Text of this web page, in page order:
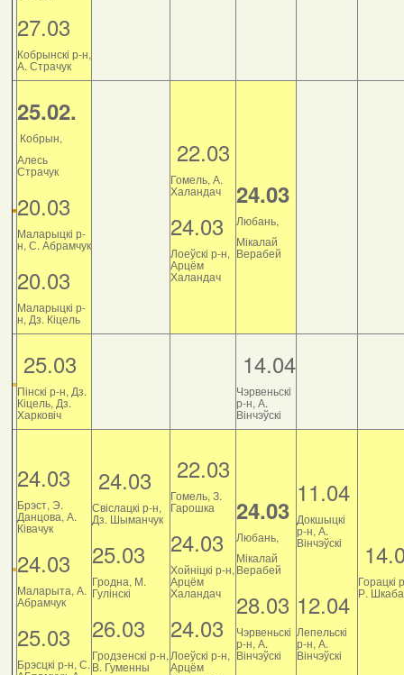
27.03
Кобрынскі р-н,
А. Страчук
25.02.
Кобрын,
Алесь
Страчук
20.03
Маларыцкі р-
н, С. Абрамчук
20.03
Маларыцкі р-
н, Дз. Кіцель
22.03
Гомель, А.
Халандач
24.03
Лоеўскі р-н,
Арцём
Халандач
24.03
Любань,
Мікалай
Верабей
25.03
Пінскі р-н, Дз.
Кіцель, Дз.
Харковіч
14.04
Чэрвеньскі
р-н, А.
Вінчэўскі
24.03
Брэст, Э.
Данцова, А.
Ківачук
24.03
Маларыта, А.
Абрамчук
25.03
Брэсцкі р-н, С.
24.03
Свіслацкі р-н,
Дз. Шыманчук
25.03
Гродна, М.
Гулінскі
26.03
Гродзенскі р-н,
В. Гуменны
22.03
Гомель, З.
Гарошка
24.03
Хойніцкі р-н,
Арцём
Халандач
24.03
Лоеўскі р-н,
Арцём
24.03
Любань,
Мікалай
Верабей
28.03
Чэрвеньскі
р-н, А.
Вінчэўскі
11.04
Докшыцкі
р-н, А.
Вінчэўскі
12.04
Лепельскі
р-н, А.
Вінчэўскі
Горацкі
Р.